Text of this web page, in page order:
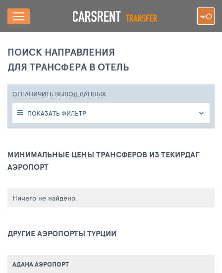
ПОИСК НАПРАВЛЕНИЯ
ДЛЯ ТРАНСФЕРА В ОТЕЛЬ
ОГРАНИЧИТЬ ВЫВОД ДАННЫХ
ПОКАЗАТЬ ФИЛЬТР
МИНИМАЛЬНЫЕ ЦЕНЫ ТРАНСФЕРОВ ИЗ ТЕКИРДАГ
АЭРОПОРТ
Ничего не найдено.
ДРУГИЕ АЭРОПОРТЫ ТУРЦИИ
АДАНА АЭРОПОРТ